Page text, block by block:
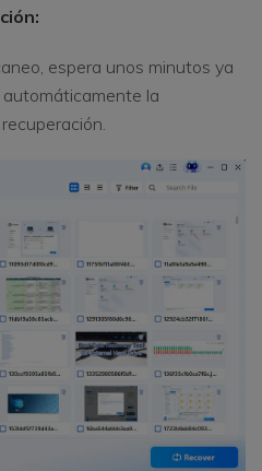
espera unos minutos ya
la